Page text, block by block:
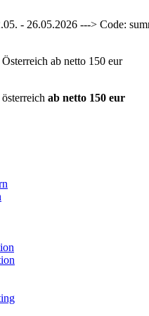
- 26.05.2026 ---> Code:
ab netto 150 eur
ab netto 150 eur